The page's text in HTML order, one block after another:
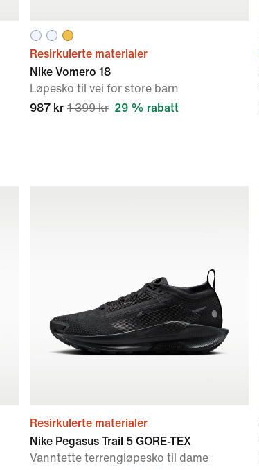
Resirkulerte materialer
Nike Vomero 18
Løpesko til vei for store barn
987 kr 1 399 kr 29 % rabatt
Resirkulerte materialer
Nike Pegasus Trail 5 GORE-TEX
Vanntette terrengløpesko til dame